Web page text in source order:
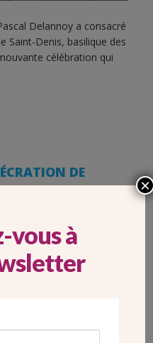
Delannoy a consacré
Saint-Denis, basilique des
célébration qui
DE
BASILIQUE DE
vous à
×